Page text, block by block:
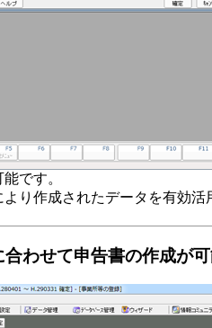
です。
り作成されたデータを有効活
わせて申告書の作成が